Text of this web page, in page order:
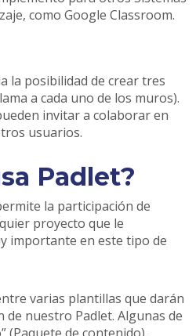
como Google Classroom.
la posibilidad de crear tres
a cada uno de los muros).
invitar a colaborar en
usuarios.
Padlet?
la participación de
proyecto que le
importante en este tipo de
varias plantillas que darán
nuestro Padlet. Algunas de